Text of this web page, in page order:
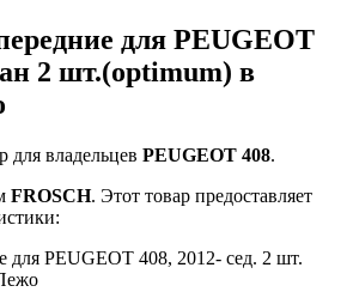
для PEUGEOT
2 шт.(optimum) в
владельцев PEUGEOT 408.
FROSCH. Этот товар предоставляет
для PEUGEOT 408, 2012- сед. 2 шт.